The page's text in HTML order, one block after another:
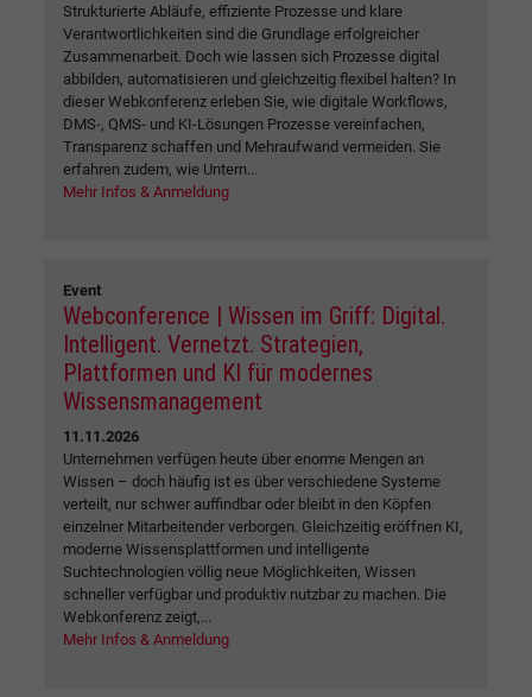
Strukturierte Abläufe, effiziente Prozesse und klare
Verantwortlichkeiten sind die Grundlage erfolgreicher
Zusammenarbeit. Doch wie lassen sich Prozesse digital
abbilden, automatisieren und gleichzeitig flexibel halten? In
dieser Webkonferenz erleben Sie, wie digitale Workflows,
DMS-, QMS- und KI-Lösungen Prozesse vereinfachen,
Transparenz schaffen und Mehraufwand vermeiden. Sie
erfahren zudem, wie Untern...
Mehr Infos & Anmeldung
Event
Webconference | Wissen im Griff: Digital.
Intelligent. Vernetzt. Strategien,
Plattformen und KI für modernes
Wissensmanagement
11.11.2026
Unternehmen verfügen heute über enorme Mengen an
Wissen – doch häufig ist es über verschiedene Systeme
verteilt, nur schwer auffindbar oder bleibt in den Köpfen
einzelner Mitarbeitender verborgen. Gleichzeitig eröffnen KI,
moderne Wissensplattformen und intelligente
Suchtechnologien völlig neue Möglichkeiten, Wissen
schneller verfügbar und produktiv nutzbar zu machen. Die
Webkonferenz zeigt,...
Mehr Infos & Anmeldung